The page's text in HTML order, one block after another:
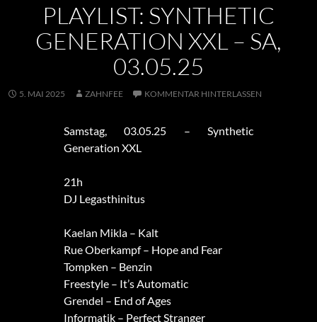
PLAYLIST: SYNTHETIC
GENERATION XXL – SA,
03.05.25
5. MAI 2025 ZAHNFEE KOMMENTAR HINTERLASSEN
Samstag, 03.05.25 – Synthetic
Generation XXL
21h
DJ Legasthinitus
Kaelan Mikla – Kalt
Rue Oberkampf – Hope and Fear
Tompken – Benzin
Freestyle – It’s Automatic
Grendel – End of Ages
Informatik – Perfect Stranger